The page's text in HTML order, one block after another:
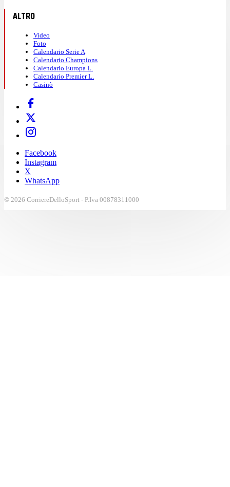
ALTRO
Video
Foto
Calendario Serie A
Calendario Champions
Calendario Europa L.
Calendario Premier L.
Casinò
Facebook
Instagram
X
WhatsApp
© 2026 CorriereDelloSport - P.Iva 00878311000